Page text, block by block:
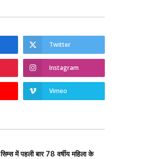
Twitter
Instagram
Vimeo
सिम्स में पहली बार 78 वर्षीय महिला के